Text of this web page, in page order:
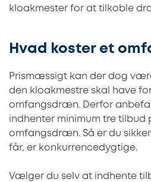
kloakmester for at tilkoble
Hvad koster et
Prismæssigt kan der dog
den kloakmestre skal have
omfangsdræn. Derfor
indhenter minimum tre tilbud
omfangsdræn. Så er du
får, er konkurrencedygtige.
Vælger du selv at indhente